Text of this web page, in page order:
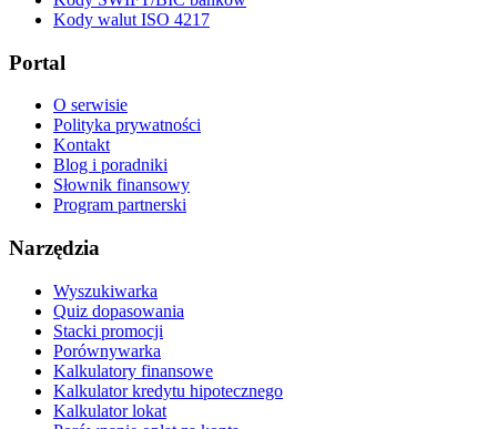
Kody walut ISO 4217
Portal
O serwisie
Polityka prywatności
Kontakt
Blog i poradniki
Słownik finansowy
Program partnerski
Narzędzia
Wyszukiwarka
Quiz dopasowania
Stacki promocji
Porównywarka
Kalkulatory finansowe
Kalkulator kredytu hipotecznego
Kalkulator lokat